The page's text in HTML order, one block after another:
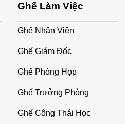
Ghế Làm Việc
Ghế Nhân Viên
Ghế Giám Đốc
Ghế Phòng Họp
Ghế Trưởng Phòng
Ghế Công Thái Học